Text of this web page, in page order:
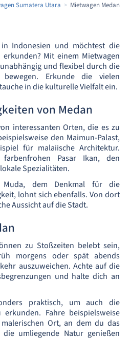
Sumatera Utara Mietwagen Medan
Indonesien und möchtest die
Mit einem Mietwagen
und flexibel durch die
Erkunde die vielen
in die kulturelle Vielfalt ein.
von Medan
interessanten Orten, die es zu
den Maimun-Palast,
für malaiische Architektur.
Pasar Ikan, den
Spezialitäten.
dem Denkmal für die
lohnt sich ebenfalls. Von dort
Aussicht auf die Stadt.
zu Stoßzeiten belebt sein,
morgens oder spät abends
auszuweichen. Achte auf die
und halte dich an
praktisch, um auch die
Fahre beispielsweise
Ort, an dem du das
umliegende Natur genießen